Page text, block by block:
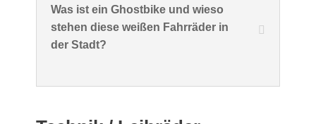
Was ist ein Ghostbike und wieso
stehen diese weißen Fahrräder in
der Stadt?